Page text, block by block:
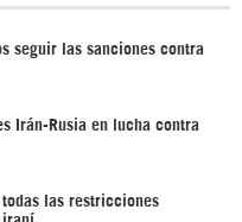
seguir las sanciones contra
Irán-Rusia en lucha contra
todas las restricciones
iraní